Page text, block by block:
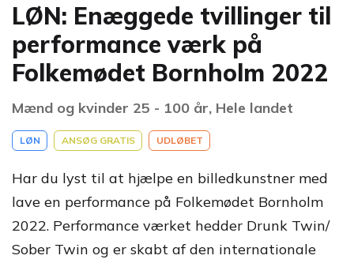
LØN: Enæggede tvillinger til
performance værk på
Folkemødet Bornholm 2022
Mænd og kvinder 25 - 100 år, Hele landet
LØN ANSØG GRATIS UDLØBET
Har du lyst til at hjælpe en billedkunstner med
lave en performance på Folkemødet Bornholm
2022. Performance værket hedder Drunk Twin/
Sober Twin og er skabt af den internationale